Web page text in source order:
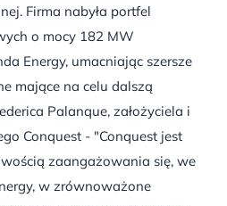
Firma nabyła portfel
o mocy 182 MW
Energy, umacniając szersze
mające na celu dalszą
Palanque, założyciela i
Conquest - "Conquest jest
zaangażowania się, we
w zrównoważone